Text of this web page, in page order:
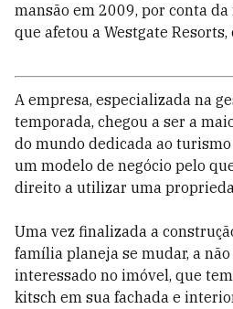
mansão em 2009, por conta
que afetou a Westgate
A empresa, especializada na
temporada, chegou a ser a
do mundo dedicada ao
um modelo de negócio pelo
direito a utilizar uma
Uma vez finalizada a
família planeja se mudar, a
interessado no imóvel, que
kitsch em sua fachada e